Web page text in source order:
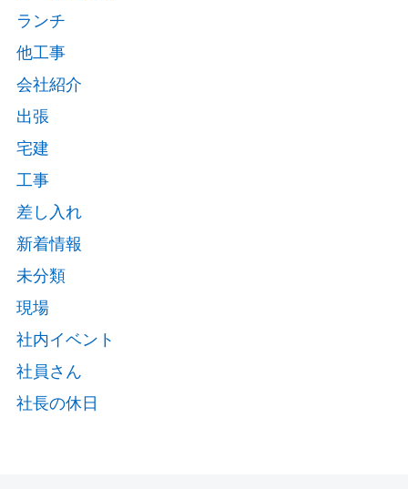
ランチ
他工事
会社紹介
出張
宅建
工事
差し入れ
新着情報
未分類
現場
社内イベント
社員さん
社長の休日